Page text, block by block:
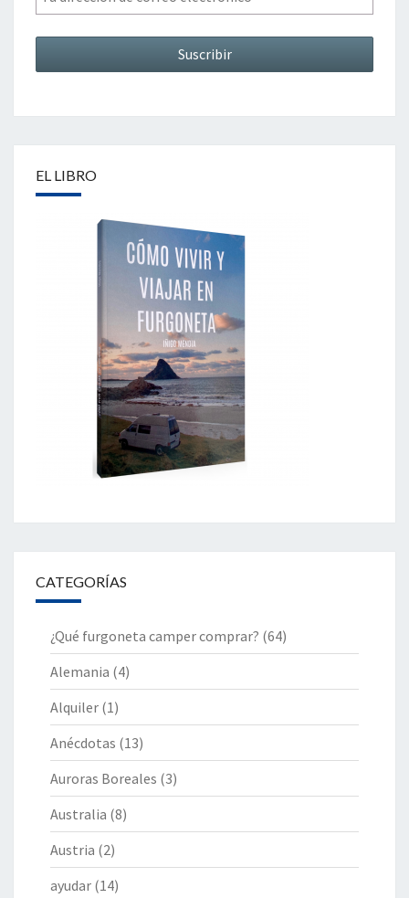
EL LIBRO
CATEGORÍAS
¿Qué furgoneta camper comprar? (64)
Alemania (4)
Alquiler (1)
Anécdotas (13)
Auroras Boreales (3)
Australia (8)
Austria (2)
ayudar (14)